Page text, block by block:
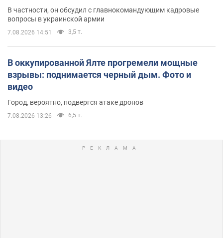
В частности, он обсудил с главнокомандующим кадровые
вопросы в украинской армии
7.08.2026 14:51 3,5 т.
В оккупированной Ялте прогремели мощные
взрывы: поднимается черный дым. Фото и
видео
Город, вероятно, подвергся атаке дронов
7.08.2026 13:26 6,5 т.